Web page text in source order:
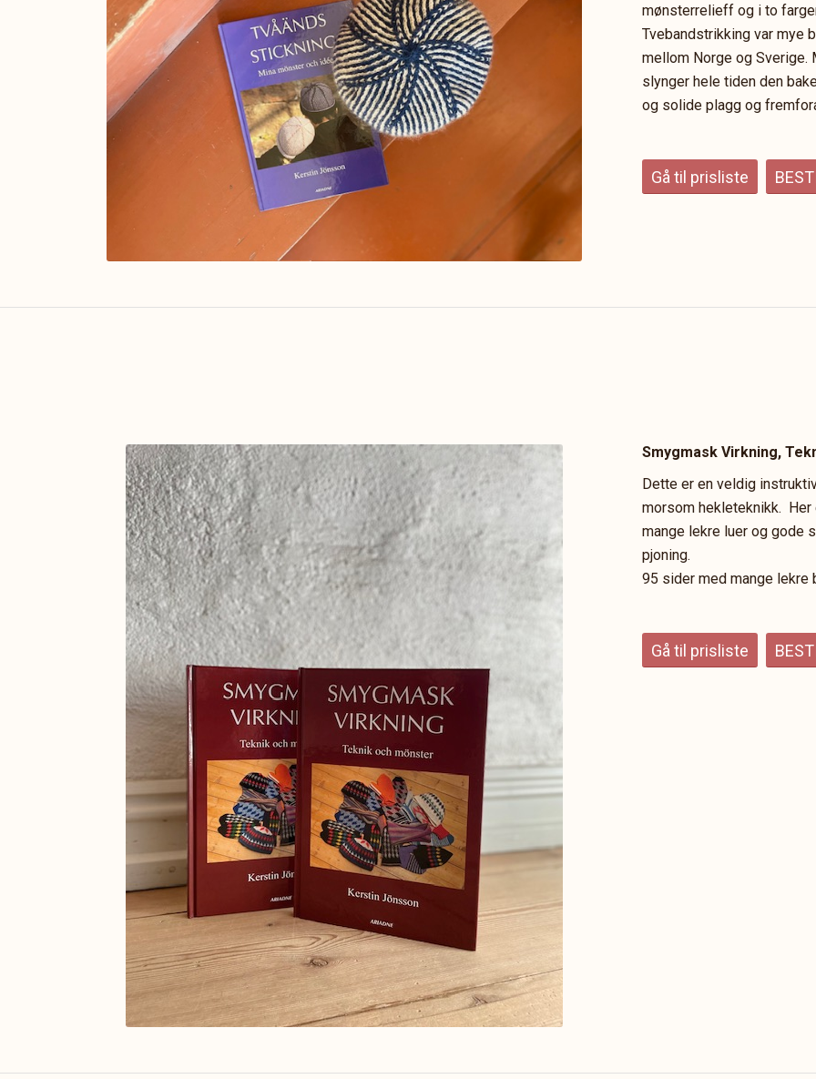
mønsterrelieff og i to
Tvebandstrikking var mye
mellom Norge og Sverige.
slynger hele tiden den
og solide plagg og
Gå til prisliste
Smygmask Virkning,
Dette er en veldig
morsom hekleteknikk. Her
mange lekre luer og gode
pjoning.
95 sider med mange lekre
Gå til prisliste